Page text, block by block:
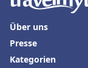
Über uns
Presse
Kategorien